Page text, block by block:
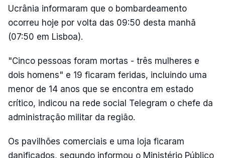
Ucrânia informaram que o bombardeamento
ocorreu hoje por volta das 09:50 desta manhã
(07:50 em Lisboa).
"Cinco pessoas foram mortas - três mulheres e
dois homens" e 19 ficaram feridas, incluindo uma
menor de 14 anos que se encontra em estado
crítico, indicou na rede social Telegram o chefe da
administração militar da região.
Os pavilhões comerciais e uma loja ficaram
danificados, segundo informou o Ministério Público